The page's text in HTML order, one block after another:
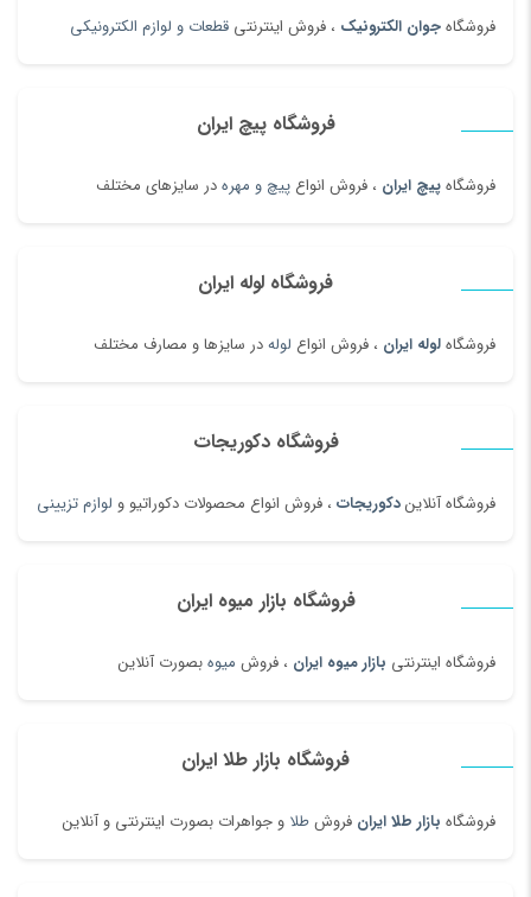
فروشگاهجوان الکترونیک ، فروش اینترنتی قطعات و لوازم الکترونیکی
فروشگاه پیچ ایران
فروشگاهپیچ ایران ، فروش انواع پیچ و مهرهدر سایزهای مختلف
فروشگاه لوله ایران
فروشگاهلوله ایران ، فروش انواع لولهدر سایزها و مصارف مختلف
فروشگاه دکوریجات
فروشگاه آنلایندکوریجات ، فروش انواع محصولات دکوراتیو و لوازم تزیینی
فروشگاه بازار میوه ایران
فروشگاه اینترنتی بازار میوه ایران ، فروش میوهبصورت آنلاین
فروشگاه بازار طلا ایران
فروشگاه بازار طلا ایران فروشطلا و جواهرات بصورت اینترنتی و آنلاین